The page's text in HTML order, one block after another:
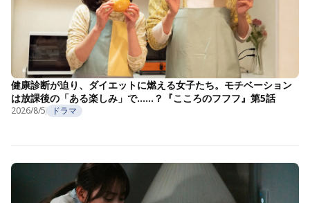
健康診断が迫り、ダイエットに燃える女子たち。モチベーション
は放課後の「ある楽しみ」で……？『こころのフフフ』第5話
2026/8/5 ドラマ